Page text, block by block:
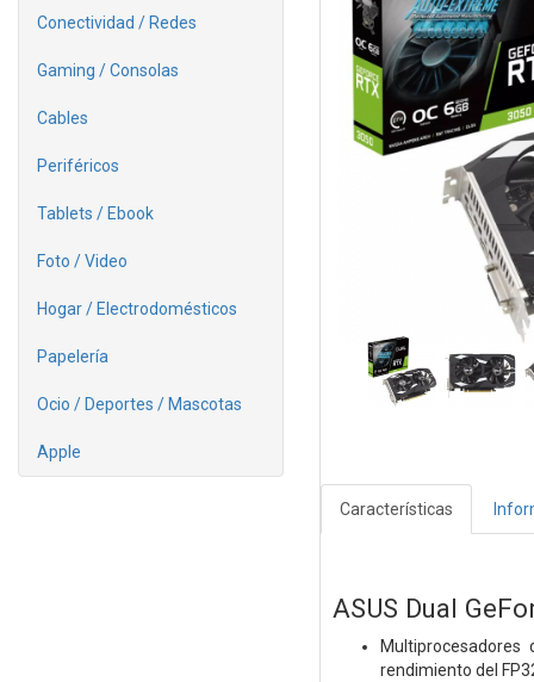
Conectividad / Redes
Gaming / Consolas
Cables
Periféricos
Tablets / Ebook
Foto / Video
Hogar / Electrodomésticos
Papelería
Ocio / Deportes / Mascotas
Apple
Características
ASUS Dual
rendimiento del